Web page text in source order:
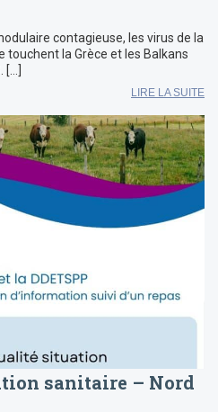
contagieuse, les virus de la
touchent la Grèce et les Balkans
LIRE LA SUITE
sanitaire – Nord